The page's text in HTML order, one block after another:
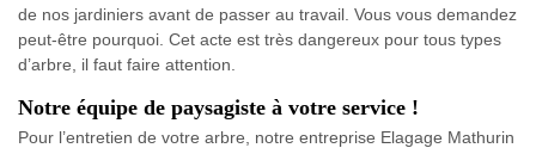
de nos jardiniers avant de passer au travail. Vous vous demandez
peut-être pourquoi. Cet acte est très dangereux pour tous types
d’arbre, il faut faire attention.
Notre équipe de paysagiste à votre service !
Pour l’entretien de votre arbre, notre entreprise Elagage Mathurin